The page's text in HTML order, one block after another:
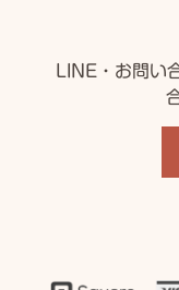
LINE・お問い